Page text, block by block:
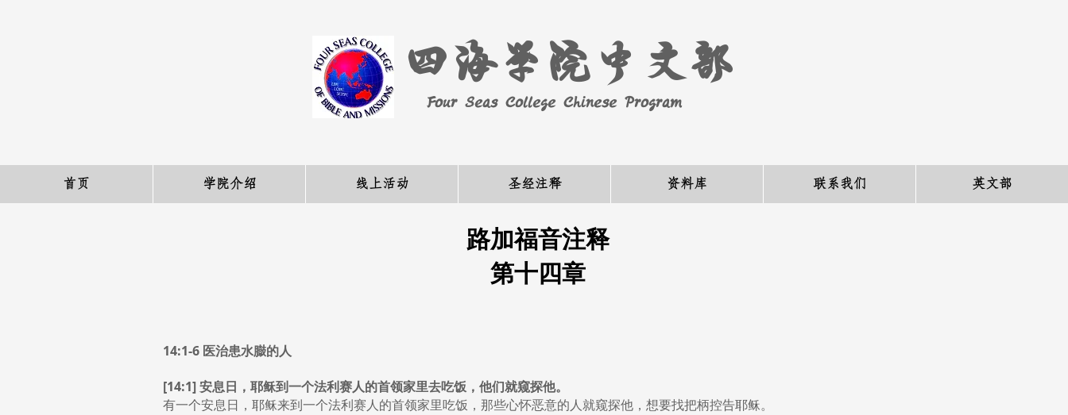
四海学院中文部
Four Seas College Chinese Program
首页 学院介绍 线上活动 圣经注释 资料库 联系我们 英文部
路加福音注释
第十四章
14:1-6 医治患水臌的人
[14:1] 安息日，耶稣到一个法利赛人的首领家里去吃饭，他们就窥探他。
有一个安息日，耶稣来到一个法利赛人的首领家里吃饭，那些心怀恶意的人就窥探他，想要找把柄控告耶稣。